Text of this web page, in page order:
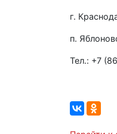
г.
п.
Тел.: +7